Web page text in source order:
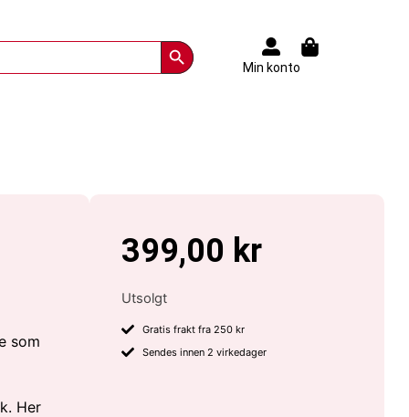
Search Button
Min konto
som
Her
399,00 kr
Utsolgt
Gratis frakt fra 250 kr
Sendes innen 2 virkedager